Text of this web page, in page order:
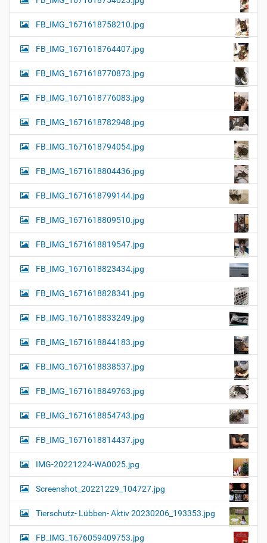
FB_IMG_1671618758210.jpg
FB_IMG_1671618764407.jpg
FB_IMG_1671618770873.jpg
FB_IMG_1671618776083.jpg
FB_IMG_1671618782948.jpg
FB_IMG_1671618794054.jpg
FB_IMG_1671618804436.jpg
FB_IMG_1671618799144.jpg
FB_IMG_1671618809510.jpg
FB_IMG_1671618819547.jpg
FB_IMG_1671618823434.jpg
FB_IMG_1671618828341.jpg
FB_IMG_1671618833249.jpg
FB_IMG_1671618844183.jpg
FB_IMG_1671618838537.jpg
FB_IMG_1671618849763.jpg
FB_IMG_1671618854743.jpg
FB_IMG_1671618814437.jpg
IMG-20221224-WA0025.jpg
Screenshot_20221229_104727.jpg
Tierschutz- Lübben- Aktiv 20230206_193353.jpg
FB_IMG_1676059409753.jpg